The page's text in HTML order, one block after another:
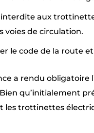
aux
voies de circulation.
le code de la route
a rendu obligatoire
qu’initialement
les trottinettes